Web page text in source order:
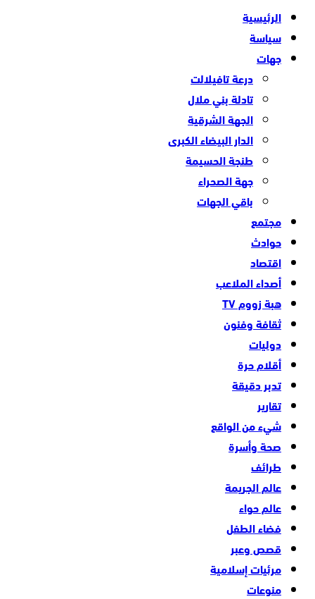
الرئيسية
سياسة
جهات
درعة تافيلالت
تادلة بني ملال
الجهة الشرقية
الدار البيضاء الكبرى
طنجة الحسيمة
جهة الصحراء
باقي الجهات
مجتمع
حوادث
اقتصاد
أصداء الملاعب
هبة زووم TV
ثقافة وفنون
دوليات
أقلام حرة
تدبر دقيقة
تقارير
شيء من الواقع
صحة وأسرة
طرائف
عالم الجريمة
عالم حواء
فضاء الطفل
قصص وعبر
مرئيات إسلامية
منوعات